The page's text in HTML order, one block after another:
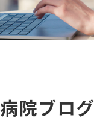
病院ブログ